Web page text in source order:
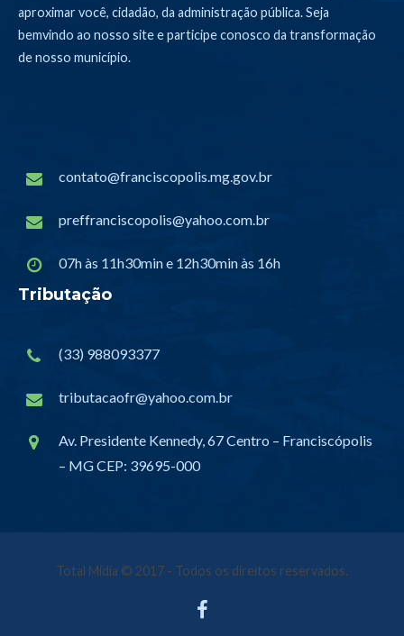
aproximar você, cidadão, da administração pública. Seja
bemvindo ao nosso site e participe conosco da transformação
de nosso município.
contato@franciscopolis.mg.gov.br
preffranciscopolis@yahoo.com.br
07h às 11h30min e 12h30min às 16h
Tributação
(33) 988093377
tributacaofr@yahoo.com.br
Av. Presidente Kennedy, 67 Centro – Franciscópolis
– MG CEP: 39695-000
Total Mídia © 2017 - Todos os direitos reservados.